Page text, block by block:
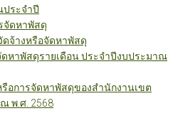
ประจำปี
จัดหาพัสดุ
ดจ้างหรือจัดหาพัสดุ
หาพัสดุรายเดือน ประจำปีงบประมาณ
อการจัดหาพัสดุของสำนักงานเขต
พ.ศ. 2568